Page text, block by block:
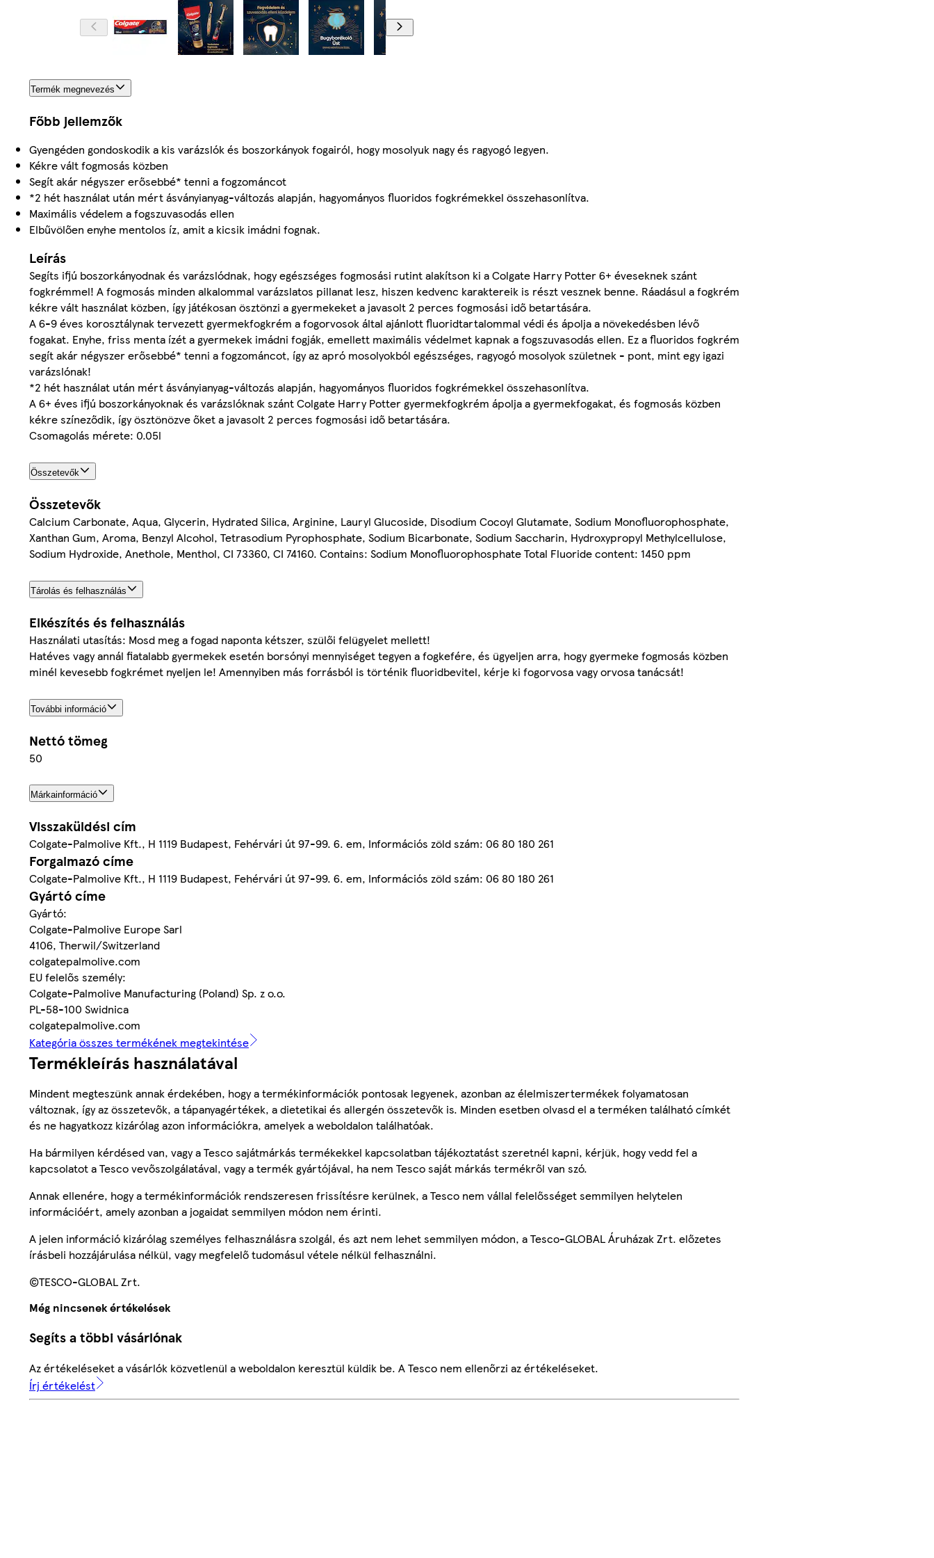
Termék megnevezés
Főbb jellemzők
Gyengéden gondoskodik a kis varázslók és boszorkányok fogairól, hogy mosolyuk nagy és ragyogó legyen.
Kékre vált fogmosás közben
Segít akár négyszer erősebbé* tenni a fogzománcot
*2 hét használat után mért ásványianyag-változás alapján, hagyományos fluoridos fogkrémekkel összehasonlítva.
Maximális védelem a fogszuvasodás ellen
Elbűvölően enyhe mentolos íz, amit a kicsik imádni fognak.
Leírás
Segíts ifjú boszorkányodnak és varázslódnak, hogy egészséges fogmosási rutint alakítson ki a Colgate Harry Potter 6+ éveseknek szánt
fogkrémmel! A fogmosás minden alkalommal varázslatos pillanat lesz, hiszen kedvenc karaktereik is részt vesznek benne. Ráadásul a fogkrém
kékre vált használat közben, így játékosan ösztönzi a gyermekeket a javasolt 2 perces fogmosási idő betartására.
A 6-9 éves korosztálynak tervezett gyermekfogkrém a fogorvosok által ajánlott fluoridtartalommal védi és ápolja a növekedésben lévő
fogakat. Enyhe, friss menta ízét a gyermekek imádni fogják, emellett maximális védelmet kapnak a fogszuvasodás ellen. Ez a fluoridos fogkrém
segít akár négyszer erősebbé* tenni a fogzománcot, így az apró mosolyokból egészséges, ragyogó mosolyok születnek - pont, mint egy igazi
varázslónak!
*2 hét használat után mért ásványianyag-változás alapján, hagyományos fluoridos fogkrémekkel összehasonlítva.
A 6+ éves ifjú boszorkányoknak és varázslóknak szánt Colgate Harry Potter gyermekfogkrém ápolja a gyermekfogakat, és fogmosás közben
kékre színeződik, így ösztönözve őket a javasolt 2 perces fogmosási idő betartására.
Csomagolás mérete: 0.05l
Összetevők
Összetevők
Calcium Carbonate, Aqua, Glycerin, Hydrated Silica, Arginine, Lauryl Glucoside, Disodium Cocoyl Glutamate, Sodium Monofluorophosphate,
Xanthan Gum, Aroma, Benzyl Alcohol, Tetrasodium Pyrophosphate, Sodium Bicarbonate, Sodium Saccharin, Hydroxypropyl Methylcellulose,
Sodium Hydroxide, Anethole, Menthol, CI 73360, CI 74160. Contains: Sodium Monofluorophosphate Total Fluoride content: 1450 ppm
Tárolás és felhasználás
Elkészítés és felhasználás
Használati utasítás: Mosd meg a fogad naponta kétszer, szülői felügyelet mellett!
Hatéves vagy annál fiatalabb gyermekek esetén borsónyi mennyiséget tegyen a fogkefére, és ügyeljen arra, hogy gyermeke fogmosás közben
minél kevesebb fogkrémet nyeljen le! Amennyiben más forrásból is történik fluoridbevitel, kérje ki fogorvosa vagy orvosa tanácsát!
További információ
Nettó tömeg
50
Márkainformáció
Visszaküldési cím
Colgate-Palmolive Kft., H 1119 Budapest, Fehérvári út 97-99. 6. em, Információs zöld szám: 06 80 180 261
Forgalmazó címe
Colgate-Palmolive Kft., H 1119 Budapest, Fehérvári út 97-99. 6. em, Információs zöld szám: 06 80 180 261
Gyártó címe
Gyártó:
Colgate-Palmolive Europe Sarl
4106, Therwil/Switzerland
colgatepalmolive.com
EU felelős személy:
Colgate-Palmolive Manufacturing (Poland) Sp. z o.o.
PL-58-100 Swidnica
colgatepalmolive.com
Kategória összes termékének megtekintése
Termékleírás használatával
Mindent megteszünk annak érdekében, hogy a termékinformációk pontosak legyenek, azonban az élelmiszertermékek folyamatosan
változnak, így az összetevők, a tápanyagértékek, a dietetikai és allergén összetevők is. Minden esetben olvasd el a terméken található címkét
és ne hagyatkozz kizárólag azon információkra, amelyek a weboldalon találhatóak.
Ha bármilyen kérdésed van, vagy a Tesco sajátmárkás termékekkel kapcsolatban tájékoztatást szeretnél kapni, kérjük, hogy vedd fel a
kapcsolatot a Tesco vevőszolgálatával, vagy a termék gyártójával, ha nem Tesco saját márkás termékről van szó.
Annak ellenére, hogy a termékinformációk rendszeresen frissítésre kerülnek, a Tesco nem vállal felelősséget semmilyen helytelen
információért, amely azonban a jogaidat semmilyen módon nem érinti.
A jelen információ kizárólag személyes felhasználásra szolgál, és azt nem lehet semmilyen módon, a Tesco-GLOBAL Áruházak Zrt. előzetes
írásbeli hozzájárulása nélkül, vagy megfelelő tudomásul vétele nélkül felhasználni.
©TESCO-GLOBAL Zrt.
Még nincsenek értékelések
Segíts a többi vásárlónak
Az értékeléseket a vásárlók közvetlenül a weboldalon keresztül küldik be. A Tesco nem ellenőrzi az értékeléseket.
Írj értékelést